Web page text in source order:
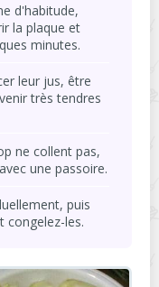
d'habitude,
la plaque et
minutes.
leur jus, être
très tendres
ne collent pas,
une passoire.
puis
congelez-les.